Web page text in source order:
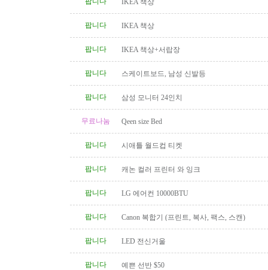
IKEA 책상
팝니다 IKEA 책상
팝니다 IKEA 책상+서랍장
팝니다 스케이트보드, 남성 신발등
팝니다 삼성 모니터 24인치
무료나눔 Qeen size Bed
팝니다 시애틀 월드컵 티켓
팝니다 캐논 컬러 프린터 와 잉크
팝니다 LG 에어컨 10000BTU
팝니다 Canon 복합기 (프린트, 복사, 팩스, 스캔)
팝니다 LED 전신거울
팝니다 예쁜 선반 $50